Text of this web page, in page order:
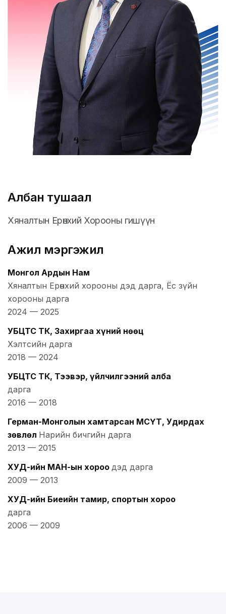
Албан тушаал
Хяналтын Ерөнхий Хорооны гишүүн
Ажил мэргэжил
Монгол Ардын Нам
Хяналтын Ерөнхий хорооны дэд дарга, Ёс зүйн
хорооны дарга
2024 — 2025
УБЦТС ТӨК, Захиргаа хүний нөөц
Хэлтсийн дарга
2018 — 2024
УБЦТС ТӨК, Тээвэр, үйлчилгээний алба
дарга
2016 — 2018
Герман-Монголын хамтарсан МСҮТ, Удирдах
зөвлөл Нарийн бичгийн дарга
2013 — 2015
ХУД-ийн МАН-ын хороо дэд дарга
2009 — 2013
ХУД-ийн Биеийн тамир, спортын хороо
дарга
2006 — 2009